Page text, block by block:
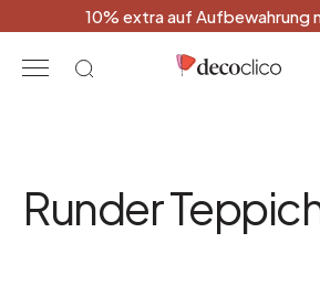
10% extra auf Aufbewahrung
Runder